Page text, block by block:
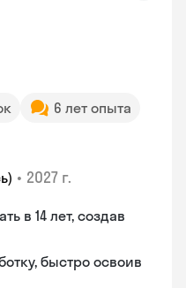
6 лет опыта
• 2027 г.
в 14 лет, создав
быстро освоив